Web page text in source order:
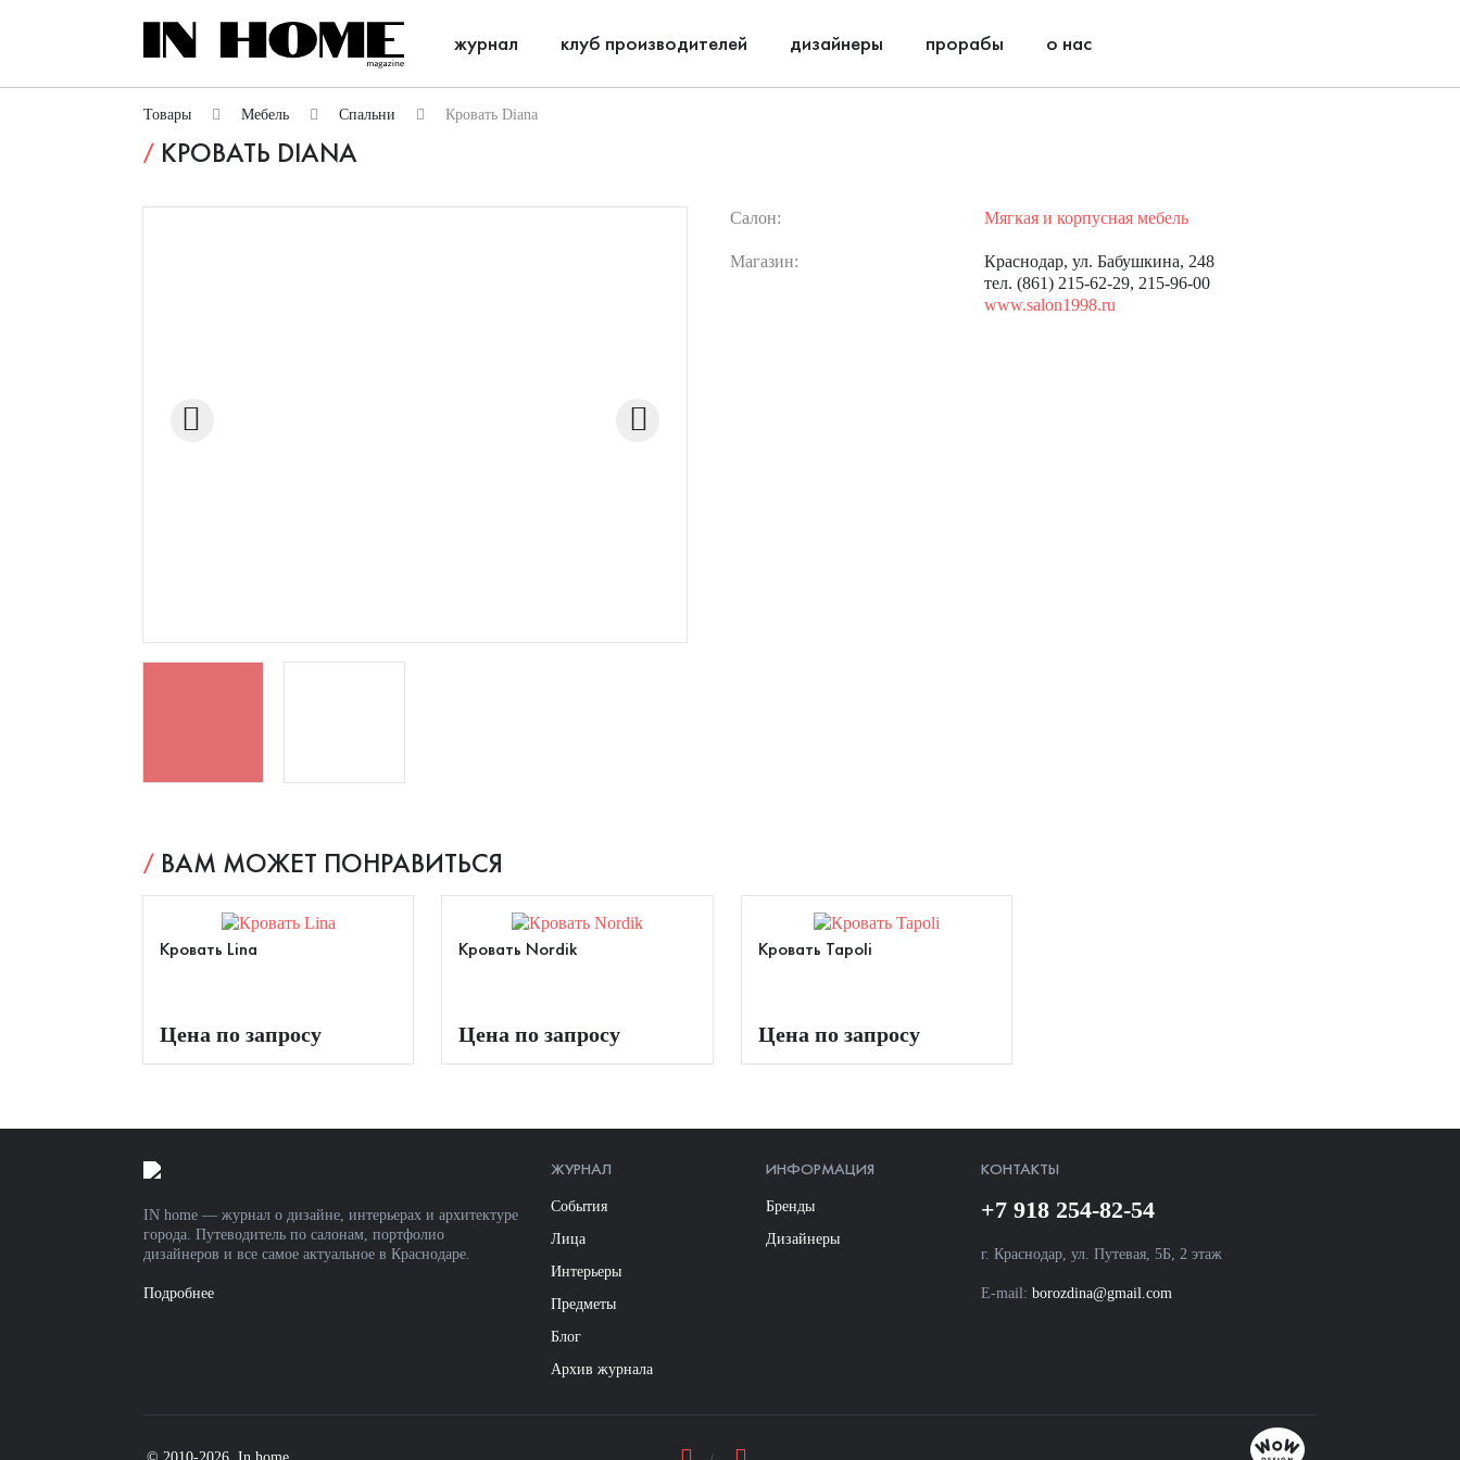
журнал клуб производителей дизайнеры прорабы о нас
Товары Мебель Спальни Кровать Diana
КРОВАТЬ DIANA
Салон: Мягкая и корпусная мебель
Магазин:
Краснодар, ул. Бабушкина, 248
тел. (861) 215-62-29, 215-96-00
www.salon1998.ru
ВАМ МОЖЕТ ПОНРАВИТЬСЯ
Кровать Lina
Цена по запросу
Кровать Nordik
Цена по запросу
Кровать Tapoli
Цена по запросу
IN home — журнал о дизайне, интерьерах и архитектуре
города. Путеводитель по салонам, портфолио
дизайнеров и все самое актуальное в Краснодаре.
Подробнее
ЖУРНАЛ
События
Лица
Интерьеры
Предметы
Блог
Архив журнала
ИНФОРМАЦИЯ
Бренды
Дизайнеры
КОНТАКТЫ
+7 918 254-82-54
г. Краснодар, ул. Путевая, 5Б, 2 этаж
E-mail:borozdina@gmail.com